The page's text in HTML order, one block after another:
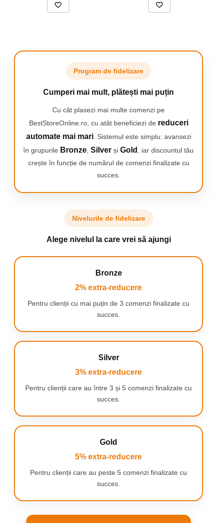
4 dibluri si suruburi de montaj
4 tampoane de cauciuc
Program de fidelizare
Cumperi mai mult, plătești mai puțin
Cu cât plasezi mai multe comenzi pe
BestStoreOnline.ro, cu atât beneficiezi de reduceri
automate mai mari. Sistemul este simplu: avansezi
în grupurile Bronze Silver și Gold
, iar discountul tău
crește în funcție de numărul de comenzi finalizate cu
succes.
Nivelurile de fidelizare
Alege nivelul la care vrei să ajungi
Bronze
2% extra-reducere
Pentru clienții cu mai puțin de 3 comenzi finalizate cu
succes.
Silver
3% extra-reducere
Pentru clienții care au între 3 și 5 comenzi finalizate cu
succes.
Gold
5% extra-reducere
Pentru clienții care au peste 5 comenzi finalizate cu
succes.